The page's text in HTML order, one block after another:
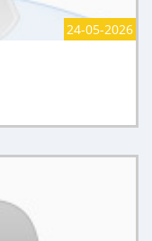
24-05-2026